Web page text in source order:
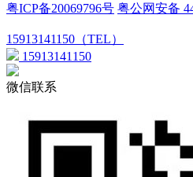
粤ICP备20069796号 粤公网安备
15913141150（TEL）
15913141150
微信联系